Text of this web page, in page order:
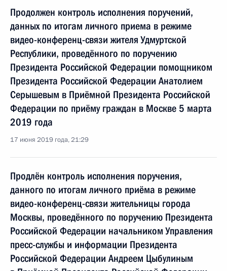
Продолжен контроль исполнения поручений,
данных по итогам личного приема в режиме
видео-конференц-связи жителя Удмуртской
Республики, проведённого по поручению
Президента Российской Федерации помощником
Президента Российской Федерации Анатолием
Серышевым в Приёмной Президента Российской
Федерации по приёму граждан в Москве 5 марта
2019 года
17 июня 2019 года, 21:29
Продлён контроль исполнения поручения,
данного по итогам личного приёма в режиме
видео-конференц-связи жительницы города
Москвы, проведённого по поручению Президента
Российской Федерации начальником Управления
пресс-службы и информации Президента
Российской Федерации Андреем Цыбулиным